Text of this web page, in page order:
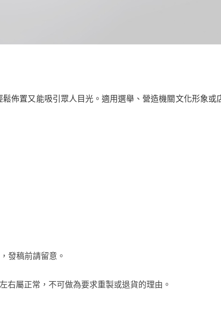
佈置又能吸引眾人目光。適用選舉、營造機關文化形象或
發稿前請留意。
右屬正常，不可做為要求重製或退貨的理由。